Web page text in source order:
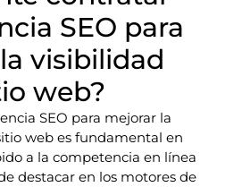
SEO para
visibilidad
web?
SEO para mejorar la
web es fundamental en
a la competencia en línea
destacar en los motores de